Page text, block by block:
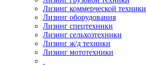
Лизинг коммерческой техники
Лизинг оборудования
Лизинг спецтехники
Лизинг сельхозтехники
Лизинг ж/д техники
Лизинг мототехники